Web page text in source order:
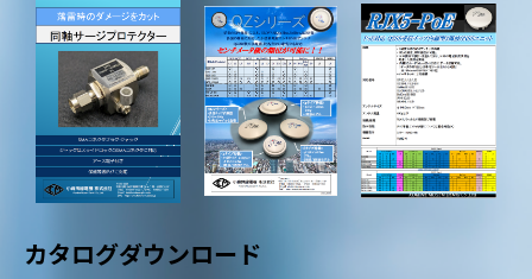
す。また，ユーザーと提携先などとの間でなされたユーザーの個
人情報を含む取引記録や決済に関する情報を,当社の提携先（情報
提供元，広告主，広告配信先などを含みます。以下，｢提携先｣と
いいます。）などから収集することがあります。
第3条（個人情報を収集・利用する目的）
当社が個人情報を収集・利用する目的は，以下のとおりです。
ユーザーからのお問い合わせに回答するため（本人確認を行
うことを含む）
カタログダウンロード